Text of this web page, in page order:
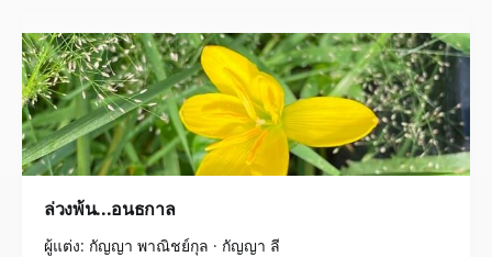
ล่วงพ้น...อนธกาล
ผู้แต่ง: กัญญา พาณิชย์กุล · กัญญา ลี